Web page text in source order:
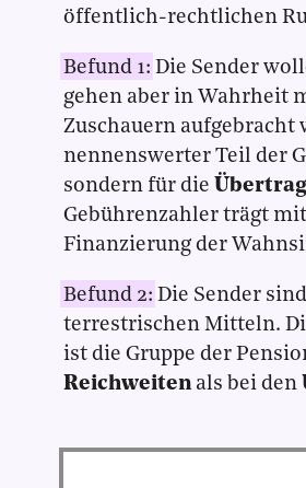
öffentlich-rechtlichen
Befund 1: Die Sender
gehen aber in Wahrheit
Zuschauern aufgebracht
nennenswerter Teil der
sondern für die
Gebührenzahler trägt
Finanzierung der
Befund 2: Die Sender
terrestrischen Mitteln.
ist die Gruppe der
Reichweitenals bei den